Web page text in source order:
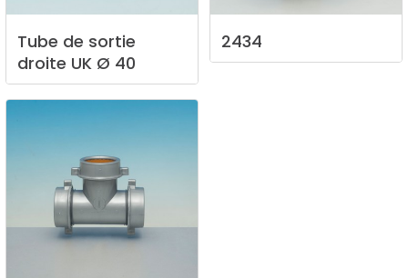
Tube de sortie
droite UK Ø 40
2434